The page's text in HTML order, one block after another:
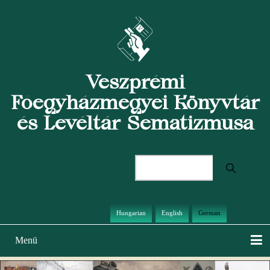
Veszprémi
Főegyházmegyei Könyvtár
és Levéltár Sematizmusa
Hungarian English German
Hauptnavigation
Menü